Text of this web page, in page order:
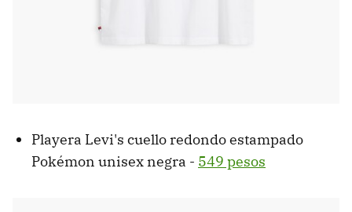
Playera Levi's cuello redondo estampado
Pokémon unisex negra - 549 pesos